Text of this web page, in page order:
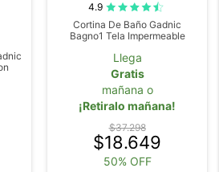
4.9
Cortina De Baño Gadnic
Bagno1 Tela Impermeable
Llega
Gratis
mañana o
¡Retiralo mañana!
$37.298
$18.649
50% OFF